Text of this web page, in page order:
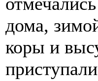
дома,
коры и